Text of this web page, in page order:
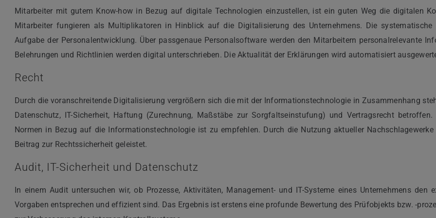
Mitarbeiter mit gutem Know-how in Bezug auf digitale Technologien einzustellen, ist ein guten Weg die digitalen
Mitarbeiter fungieren als Multiplikatoren in Hinblick auf die Digitalisierung des Unternehmens. Die
Aufgabe der Personalentwicklung. Über passgenaue Personalsoftware werden den Mitarbeitern personalrelevante
Belehrungen und Richtlinien werden digital unterschrieben. Die Aktualität der Erklärungen wird automatisiert
Recht
Durch die voranschreitende Digitalisierung vergrößern sich die mit der Informationstechnologie in Zusammenhang
Datenschutz, IT-Sicherheit, Haftung (Zurechnung, Maßstäbe zur Sorgfaltseinstufung) und Vertragsrecht
Normen in Bezug auf die Informationstechnologie ist zu empfehlen. Durch die Nutzung aktueller
Beitrag zur Rechtssicherheit geleistet.
Audit, IT-Sicherheit und Datenschutz
In einem Audit untersuchen wir, ob Prozesse, Aktivitäten, Management- und IT-Systeme eines Unternehmens
Vorgaben entsprechen und effizient sind. Das Ergebnis ist erstens eine profunde Bewertung des Prüfobjekts bzw. -